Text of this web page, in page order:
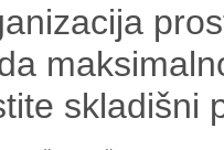
skladišni